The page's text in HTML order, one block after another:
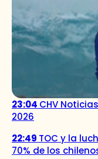
23:04 CHV
2026
22:49 TOC y la
70% de los